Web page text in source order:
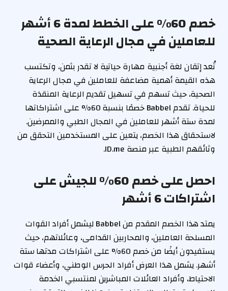
خصم 60% على الخطط لمدة 6 أشهر
للعاملين في مجال الرعاية الصحية
تُعد إتقان لغة أجنبية مهارة حياتية لا تقدر بثمن، وتكتسب
هذه القيمة أهمية مضاعفة للعاملين في مجال الرعاية
الصحية، حيث تسهم في تسهيل تقديم الرعاية المنقذة
للحياة. تقدم Babbel خصمًا بنسبة 60% على اشتراكاتها
لمدة ستة أشهر للعاملين في المجال الطبي والممرضين.
لاستحقاق هذا الخصم، يتعين على المستخدمين التحقق من
وثائقهم الطبية عبر منصة ID.me.
احصل على خصم 60% للجيش على
اشتراكات 6 أشهر
يمتد هذا الخصم المقدم من Babbel ليشمل أفراد القوات
المسلحة العاملين، والمحاربين القدامى، وعائلاتهم، حيث
يستفيدون أيضًا من خصم 60% على اشتراكات مدتها ستة
أشهر. يشمل هذا العرض أفراد الحرس الوطني، وأعضاء قوات
الاحتياط، وأفراد العائلات المباشرين لمنتسبي الخدمة